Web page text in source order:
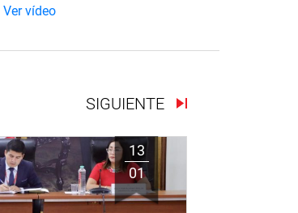
Ver vídeo
SIGUIENTE
13
01